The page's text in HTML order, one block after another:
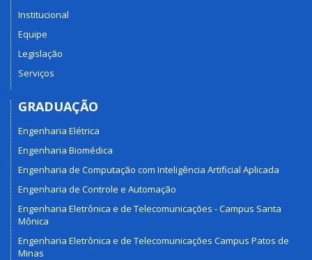
Institucional
Equipe
Legislação
Serviços
GRADUAÇÃO
Engenharia Elétrica
Engenharia Biomédica
Engenharia de Computação com Inteligência Artificial Aplicada
Engenharia de Controle e Automação
Engenharia Eletrônica e de Telecomunicações - Campus Santa
Mônica
Engenharia Eletrônica e de Telecomunicações Campus Patos de
Minas